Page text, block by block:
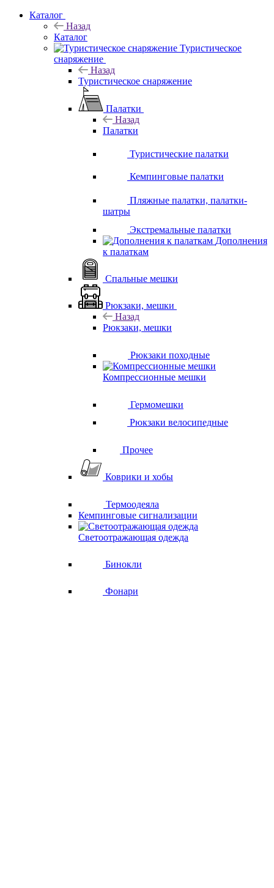
Каталог
Назад
Каталог
Туристическое
снаряжение
Назад
Туристическое снаряжение
Палатки
Назад
Палатки
Туристические палатки
Кемпинговые палатки
Пляжные палатки, палатки-
шатры
Экстремальные палатки
Дополнения
к палаткам
Спальные мешки
Рюкзаки, мешки
Назад
Рюкзаки, мешки
Рюкзаки походные
Компрессионные мешки
Гермомешки
Рюкзаки велосипедные
Прочее
Коврики и хобы
Термоодеяла
Кемпинговые сигнализации
Светоотражающая одежда
Бинокли
Фонари